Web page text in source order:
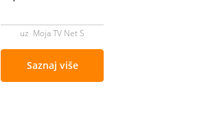
uz Moja TV Net S
Saznaj više